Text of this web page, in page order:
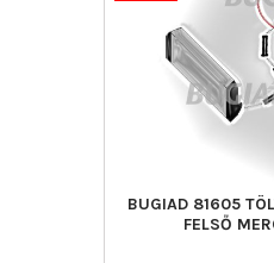
BUGIAD 81605
FELSŐ